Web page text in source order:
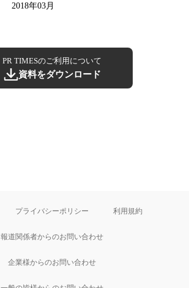
2018年03月
PR TIMESのご利用について
資料をダウンロード
プライバシーポリシー 利用規約
報道関係者からのお問い合わせ
企業様からのお問い合わせ